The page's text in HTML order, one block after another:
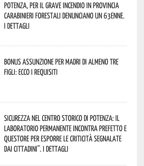
Potenza, per il grave incendio in Provincia
Carabinieri forestali denunciano un 63enne.
I dettagli
Bonus assunzione per madri di almeno tre
figli: ecco i requisiti
Sicurezza nel Centro Storico di Potenza: il
Laboratorio Permanente incontra Prefetto e
Questore per esporre le criticità segnalate
dai cittadini”. I dettagli